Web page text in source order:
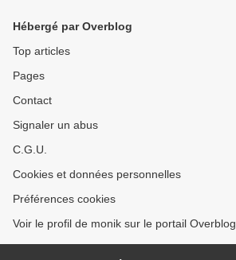
Hébergé par Overblog
Top articles
Pages
Contact
Signaler un abus
C.G.U.
Cookies et données personnelles
Préférences cookies
Voir le profil de monik sur le portail Overblog